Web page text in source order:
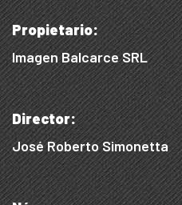
Propietario:
Imagen Balcarce SRL
Director:
José Roberto Simonetta